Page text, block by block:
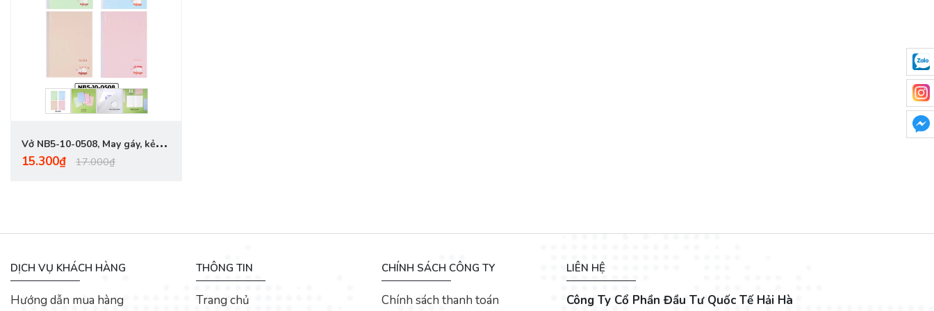
Vở NB5-10-0508, May gáy, kẻ
caro 6x6mm, khổ B5, ĐL 80gsm,
15.300₫ 17.000₫
DỊCH VỤ KHÁCH HÀNG
Hướng dẫn mua hàng
THÔNG TIN
Trang chủ
CHÍNH SÁCH CÔNG TY
Chính sách thanh toán
LIÊN HỆ
Công Ty Cổ Phần Đầu Tư Quốc Tế Hải Hà